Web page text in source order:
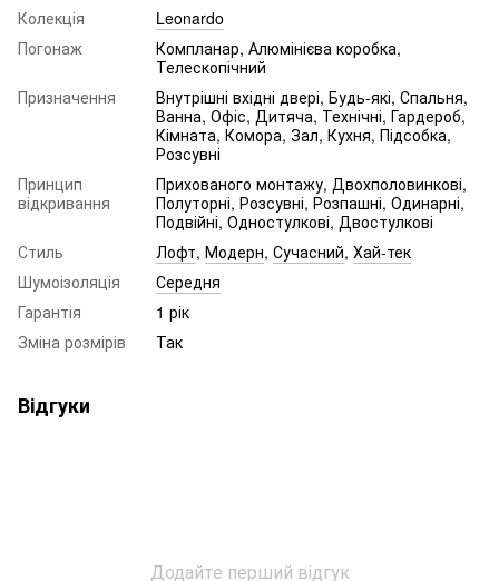
Колекція
Leonardo
Погонаж
Компланар, Алюмінієва коробка,
Телескопічний
Призначення
Внутрішні вхідні двері, Будь-які, Спальня,
Ванна, Офіс, Дитяча, Технічні, Гардероб,
Кімната, Комора, Зал, Кухня, Підсобка,
Розсувні
Принцип
відкривання
Прихованого монтажу, Двохполовинкові,
Полуторні, Розсувні, Розпашні, Одинарні,
Подвійні, Одностулкові, Двостулкові
Стиль
Лофт, Модерн, Сучасний, Хай-тек
Шумоізоляція
Середня
Гарантія
1 рік
Зміна розмірів
Так
Відгуки
Додайте перший відгук